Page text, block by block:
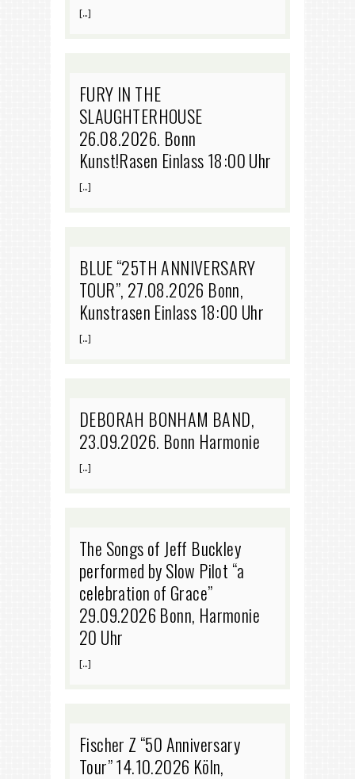
[…]
FURY IN THE
SLAUGHTERHOUSE
26.08.2026. Bonn
Kunst!Rasen Einlass 18:00 Uhr
[…]
BLUE “25TH ANNIVERSARY
TOUR”, 27.08.2026 Bonn,
Kunstrasen Einlass 18:00 Uhr
[…]
DEBORAH BONHAM BAND,
23.09.2026. Bonn Harmonie
[…]
The Songs of Jeff Buckley
performed by Slow Pilot “a
celebration of Grace”
29.09.2026 Bonn, Harmonie
20 Uhr
[…]
Fischer Z “50 Anniversary
Tour” 14.10.2026 Köln,